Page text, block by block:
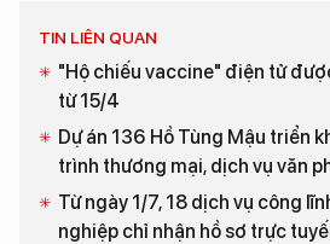
TIN LIÊN QUAN
"Hộ chiếu vaccine" điện tử
từ 15/4
Dự án 136 Hồ Tùng Mậu triển
trình thương mại, dịch vụ văn
Từ ngày 1/7, 18 dịch vụ công
nghiệp chỉ nhận hồ sơ trực